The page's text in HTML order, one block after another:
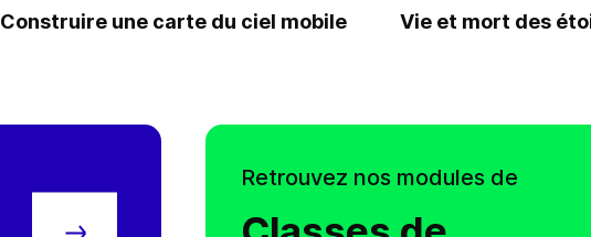
Faire une demande
Construire une carte du ciel mobile Faire une
Vie et mort des
Retrouvez nos modules de